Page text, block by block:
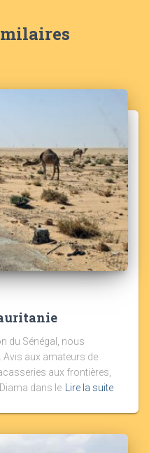
du Sénégal, nous
Avis aux amateurs de
aux frontières,
dans le
Lire la suite